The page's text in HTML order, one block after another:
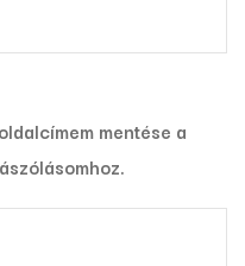
mentése a